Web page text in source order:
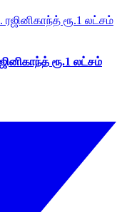
ரூ.1 லட்சம்